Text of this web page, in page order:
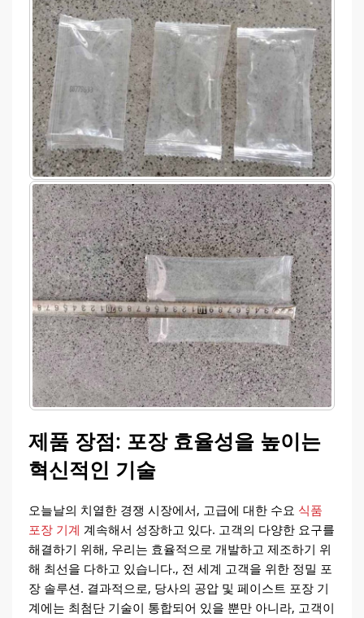
제품 장점: 포장 효율성을 높이는
혁신적인 기술
오늘날의 치열한 경쟁 시장에서, 고급에 대한 수요 식품
포장 기계 계속해서 성장하고 있다. 고객의 다양한 요구를
해결하기 위해, 우리는 효율적으로 개발하고 제조하기 위
해 최선을 다하고 있습니다., 전 세계 고객을 위한 정밀 포
장 솔루션. 결과적으로, 당사의 공압 및 페이스트 포장 기
계에는 최첨단 기술이 통합되어 있을 뿐만 아니라, 고객이